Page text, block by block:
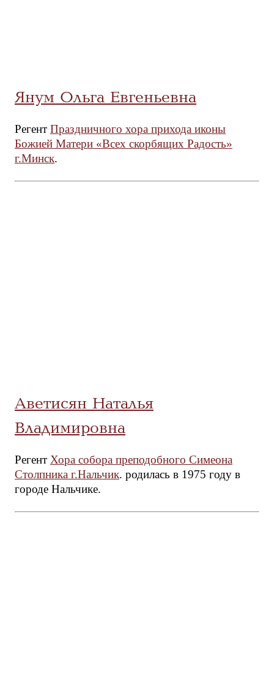
Янум Ольга Евгеньевна
Регент Праздничного хора прихода иконы
Божией Матери «Всех скорбящих Радость»
г.Минск.
Aветисян Наталья
Владимировна
Регент Хора собора преподобного Симеона
Столпника г.Нальчик. родилась в 1975 году в
городе Нальчике.